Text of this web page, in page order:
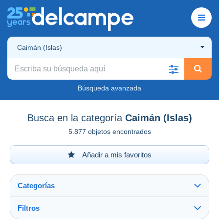
Caimán (Islas)
Búsqueda avanzada
Busca en la categoría Caimán (Islas)
5.877 objetos encontrados
Añadir a mis favoritos
Categorías
Filtros